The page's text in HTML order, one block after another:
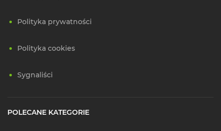
Polityka prywatności
Polityka cookies
Sygnaliści
POLECANE KATEGORIE